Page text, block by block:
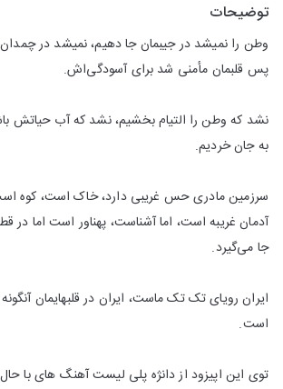
توضیحات
وطن را نمیشد در جیبمان جا دهیم، نمیشد در
پس قلبمان مأمنی شد برای آسودگی‌اش.
نشد که وطن را التیام بخشیم، نشد که آب حیاتش
به جان خردیم.
سرزمین مادری حس غریبی دارد، خاک است، کوه
آدمان غریبه است، اما آشناست، پهناور است اما در
جا می‌گیرد.
ایران رویای تک تک ماست، ایران در قلبهایمان
است.
توی این اپیزود از دانژه پلی لیست آهنگ های با